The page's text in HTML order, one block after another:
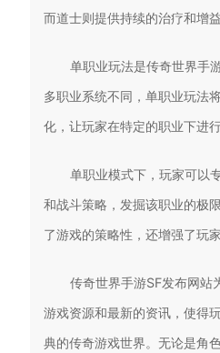
而道士则提供持续的治疗和增益
单职业玩法是传奇世界手
多职业系统不同，单职业玩法
化，让玩家在特定的职业下进
单职业模式下，玩家可以
和战斗策略，发掘该职业的极
了游戏的策略性，还增强了玩
传奇世界手游SF发布网站
游戏资源和最新的资讯，使得
典的传奇游戏世界。无论是角